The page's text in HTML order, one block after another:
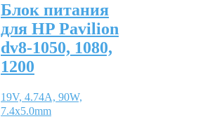
Блок питания
для HP Pavilion
dv8-1050, 1080,
1200
19V, 4.74A, 90W,
7.4x5.0mm